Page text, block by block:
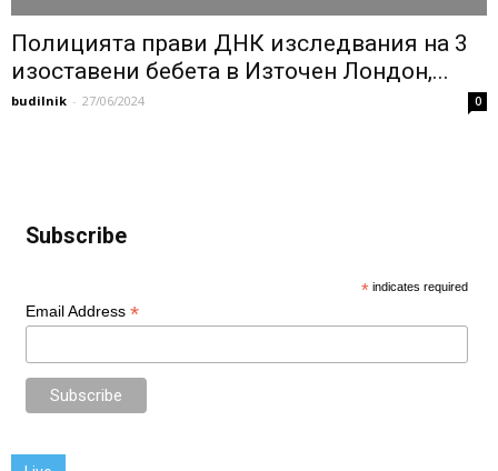
Полицията прави ДНК изследвания на 3
изоставени бебета в Източен Лондон,...
budilnik - 27/06/2024 0
Subscribe
* indicates required
Email Address *